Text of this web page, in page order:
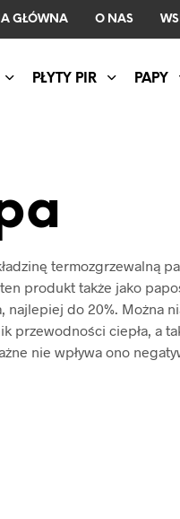
GŁÓWNA O NAS
PŁYTY PIR PAPY
termozgrzewalną
produkt także jako
do 20%. Można
ciepła, a
nie wpływa ono